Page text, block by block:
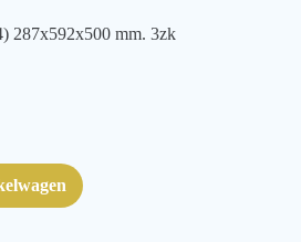
287x592x500 mm. 3zk